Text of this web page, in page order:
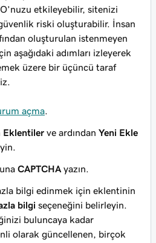
etkileyebilir, sitenizi
riski oluşturabilir. İnsan
oluşturulan istenmeyen
aşağıdaki adımları izleyerek
üzere bir üçüncü taraf
açma
Eklentiler ve ardından Yeni Ekle
CAPTCHA yazın.
bilgi edinmek için eklentinin
bilgi seçeneğini belirleyin.
buluncaya kadar
olarak güncellenen, birçok